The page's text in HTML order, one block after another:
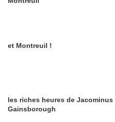
et Montreuil !
les riches heures de Jacominus
Gainsborough